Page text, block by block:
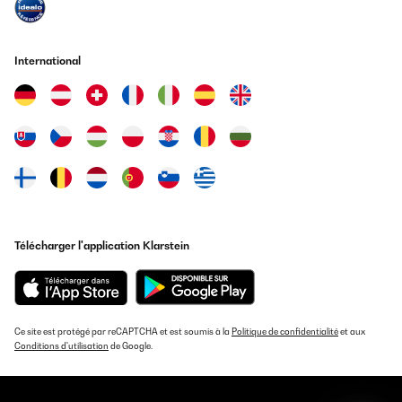
Traduire
Traduire
Marca non molto conosciuta (l’ho comprato per il prezzo ottimo
rispetto alla concorrenza) la possiedo da un bel pò e funziona
tranquillamente. Lo consiglio.
International
Télécharger l'application Klarstein
Ce site est protégé par reCAPTCHA et est soumis à la Politique de confidentialitéet aux
Conditions d'utilisation de Google.